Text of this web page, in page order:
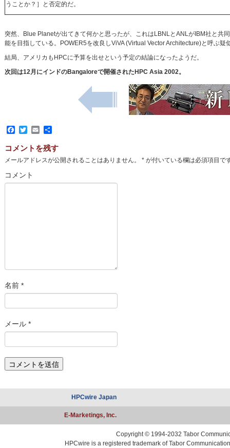
うことか？］と否定的だ。
突然、Blue Planetが出てきて何かと思ったが、これはLBNLとANLがIBM社と
能を目指している。POWER5を改良しViVA (Virtual Vector Architecture)と呼ぶ
結局、アメリカもHPCに予算を出せという予定の結論になったようだ。
次回は12月にインドのBangaloreで開催されたHPC Asia 2002。
Facebook
TwitterEmail
共
コメントを残す
メールアドレスが公開されることはありません。 *が付いている欄は必須項目で
コメント
名前 *
メール *
HPCwire Japan
E-Marketings, Inc.
Copyright © 1994-2032 Tabor
HPCwire is a registered trademark of Tabor